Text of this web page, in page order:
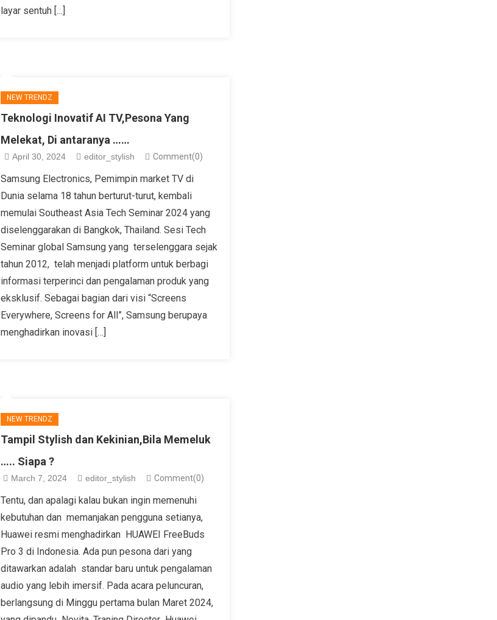
layar sentuh […]
NEW TRENDZ
Teknologi Inovatif AI TV,Pesona Yang
Melekat, Di antaranya ……
April 30, 2024 editor_stylish Comment(0)
Samsung Electronics, Pemimpin market TV di
Dunia selama 18 tahun berturut-turut, kembali
memulai Southeast Asia Tech Seminar 2024 yang
diselenggarakan di Bangkok, Thailand. Sesi Tech
Seminar global Samsung yang terselenggara sejak
tahun 2012, telah menjadi platform untuk berbagi
informasi terperinci dan pengalaman produk yang
eksklusif. Sebagai bagian dari visi “Screens
Everywhere, Screens for All”, Samsung berupaya
menghadirkan inovasi […]
NEW TRENDZ
Tampil Stylish dan Kekinian,Bila Memeluk
….. Siapa ?
March 7, 2024 editor_stylish Comment(0)
Tentu, dan apalagi kalau bukan ingin memenuhi
kebutuhan dan memanjakan pengguna setianya,
Huawei resmi menghadirkan HUAWEI FreeBuds
Pro 3 di Indonesia. Ada pun pesona dari yang
ditawarkan adalah standar baru untuk pengalaman
audio yang lebih imersif. Pada acara peluncuran,
berlangsung di Minggu pertama bulan Maret 2024,